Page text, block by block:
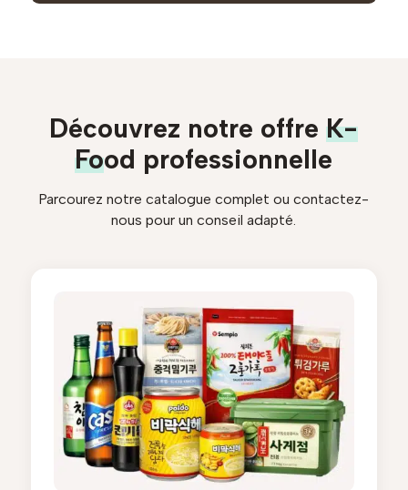
Découvrez notre offreK-
Food professionnelle
Parcourez notre catalogue complet ou contactez-
nous pour un conseil adapté.